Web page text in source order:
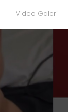
Video Galeri